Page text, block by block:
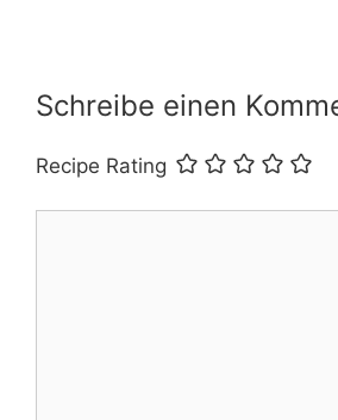
Schreibe einen
Recipe Rating